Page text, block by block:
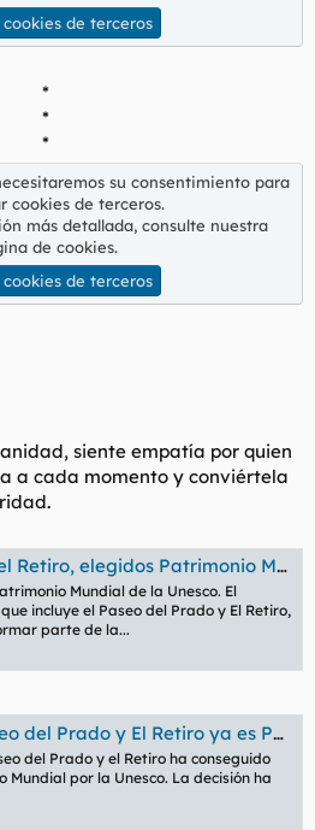
de terceros
*
*
*
su consentimiento para
cookies de terceros.
más detallada, consulte nuestra
de cookies.
de terceros
siente empatía por quien
a cada momento y conviértela
elegidos Patrimonio Mundial de la Unesco
Mundial de la Unesco. El
incluye el Paseo del Prado y El Retiro,
parte de la...
El Retiro ya es Patrimonio Mundial de la Unesco
del Prado y el Retiro ha conseguido
Mundial por la Unesco. La decisión ha